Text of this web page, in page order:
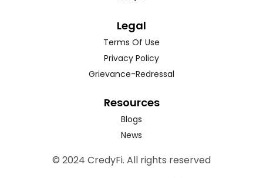
Legal
Terms Of Use
Privacy Policy
Grievance-Redressal
Resources
Blogs
News
© 2024 CredyFi. All rights reserved